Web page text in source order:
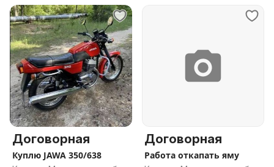
Договорная
Куплю JAWA 350/638
Договорная
Работа откапать яму